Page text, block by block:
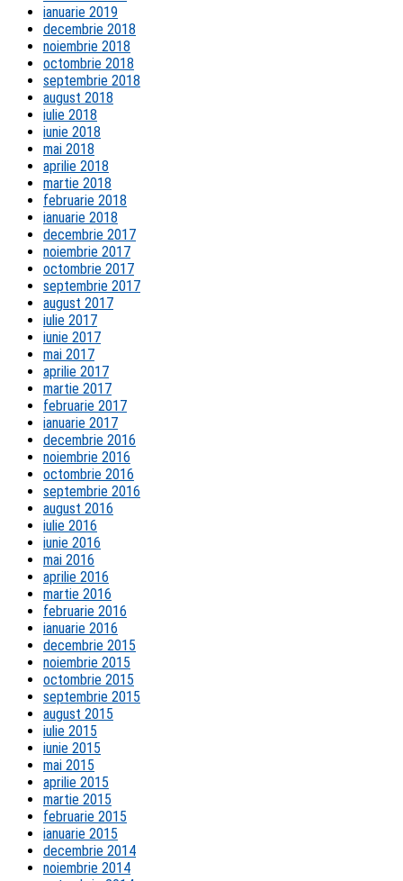
ianuarie 2019
decembrie 2018
noiembrie 2018
octombrie 2018
septembrie 2018
august 2018
iulie 2018
iunie 2018
mai 2018
aprilie 2018
martie 2018
februarie 2018
ianuarie 2018
decembrie 2017
noiembrie 2017
octombrie 2017
septembrie 2017
august 2017
iulie 2017
iunie 2017
mai 2017
aprilie 2017
martie 2017
februarie 2017
ianuarie 2017
decembrie 2016
noiembrie 2016
octombrie 2016
septembrie 2016
august 2016
iulie 2016
iunie 2016
mai 2016
aprilie 2016
martie 2016
februarie 2016
ianuarie 2016
decembrie 2015
noiembrie 2015
octombrie 2015
septembrie 2015
august 2015
iulie 2015
iunie 2015
mai 2015
aprilie 2015
martie 2015
februarie 2015
ianuarie 2015
decembrie 2014
noiembrie 2014